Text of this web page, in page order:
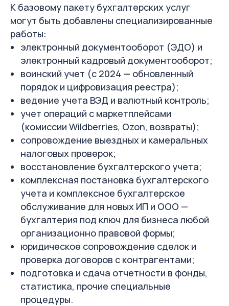
К базовому пакету бухгалтерских услуг
могут быть добавлены специализированные
работы:
электронный документооборот (ЭДО) и
электронный кадровый документооборот;
воинский учет (с 2024 — обновленный
порядок и цифровизация реестра);
ведение учета ВЭД и валютный контроль;
учет операций с маркетплейсами
(комиссии Wildberries, Ozon, возвраты);
сопровождение выездных и камеральных
налоговых проверок;
восстановление бухгалтерского учета;
комплексная постановка бухгалтерского
учета и комплексное бухгалтерское
обслуживание для новых ИП и ООО —
бухгалтерия под ключ для бизнеса любой
организационно правовой формы;
юридическое сопровождение сделок и
проверка договоров с контрагентами;
подготовка и сдача отчетности в фонды,
статистика, прочие специальные
процедуры.